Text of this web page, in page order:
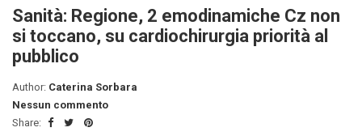
Sanità: Regione, 2 emodinamiche Cz non
si toccano, su cardiochirurgia priorità al
pubblico
Author: Caterina Sorbara
Nessun commento
Share: